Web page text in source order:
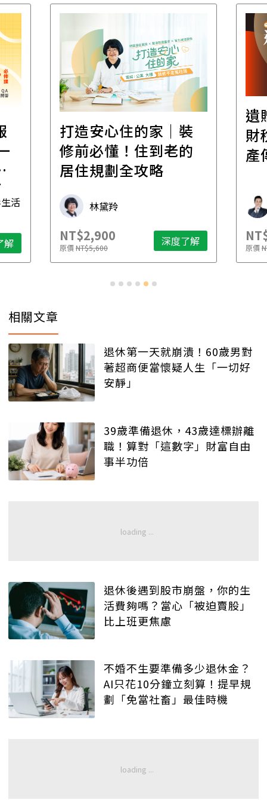
活
解
打造安心住的家｜裝
修前必懂！住到老的
居住規劃全攻略
林黛羚
NT$2,900
原價NT$5,600 深度了解
遺
財
產
原價
相關文章
退休第一天就崩潰！60歲男對
著超商便當懷疑人生「一切好
安靜」
39歲準備退休，43歲達標辦離
職！算對「這數字」財富自由
事半功倍
退休後遇到股市崩盤，你的生
活費夠嗎？當心「被迫賣股」
比上班更焦慮
不婚不生要準備多少退休金？
AI只花10分鐘立刻算！提早規
劃「免當社畜」最佳時機